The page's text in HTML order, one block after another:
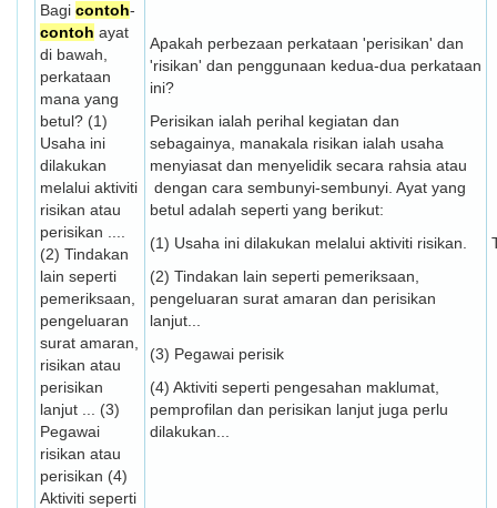
Bagi contoh-
contoh ayat
di bawah,
perkataan
mana yang
betul? (1)
Usaha ini
dilakukan
melalui aktiviti
risikan atau
perisikan ....
(2) Tindakan
lain seperti
pemeriksaan,
pengeluaran
surat amaran,
risikan atau
perisikan
lanjut ... (3)
Pegawai
risikan atau
perisikan (4)
Aktiviti seperti
Apakah perbezaan perkataan 'perisikan' dan
'risikan' dan penggunaan kedua-dua perkataan
ini?
Perisikan ialah perihal kegiatan dan
sebagainya, manakala risikan ialah usaha
menyiasat dan menyelidik secara rahsia atau
dengan cara sem­bunyi-sembunyi. Ayat yang
betul adalah seperti yang berikut:
(1) Usaha ini dilakukan melalui aktiviti risikan.
(2) Tindakan lain seperti pemeriksaan,
pengeluaran surat amaran dan perisikan
lanjut...
(3) Pegawai perisik
(4) Aktiviti seperti pengesahan maklumat,
pemprofilan dan perisikan lanjut juga perlu
dilakukan...